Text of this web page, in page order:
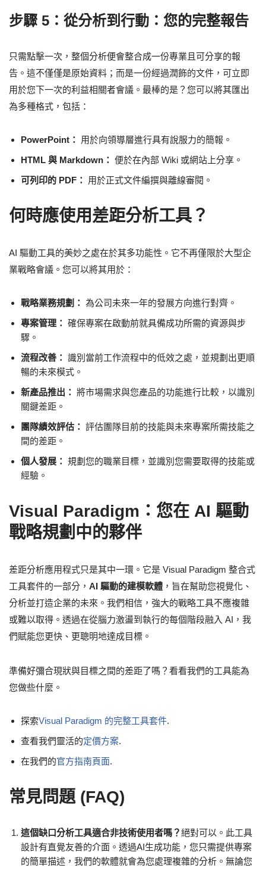
步驟 5：從分析到行動：您的完整報告
只需點擊一次，整個分析便會整合成一份專業且可分享的報
告。這不僅僅是原始資料；而是一份經過潤飾的文件，可立即
用於您下一次的利益相關者會議。最棒的是？您可以將其匯出
為多種格式，包括：
PowerPoint： 用於向領導層進行具有說服力的簡報。
HTML 與 Markdown： 便於在內部 Wiki 或網站上分享。
可列印的 PDF： 用於正式文件編撰與離線審閱。
何時應使用差距分析工具？
AI 驅動工具的美妙之處在於其多功能性。它不再僅限於大型企
業戰略會議。您可以將其用於：
戰略業務規劃： 為公司未來一年的發展方向進行對齊。
專案管理： 確保專案在啟動前就具備成功所需的資源與步
驟。
流程改善： 識別當前工作流程中的低效之處，並規劃出更順
暢的未來模式。
新產品推出： 將市場需求與您產品的功能進行比較，以識別
關鍵差距。
團隊績效評估： 評估團隊目前的技能與未來專案所需技能之
間的差距。
個人發展： 規劃您的職業目標，並識別您需要取得的技能或
經驗。
Visual Paradigm：您在 AI 驅動
戰略規劃中的夥伴
差距分析應用程式只是其中一環。它是 Visual Paradigm 整合式
工具套件的一部分， AI 驅動的建模軟體 ，旨在幫助您視覺化、
分析並打造企業的未來。我們相信，強大的戰略工具不應複雜
或難以取得。透過在從腦力激盪到執行的每個階段融入 AI，我
們賦能您更快、更聰明地達成目標。
準備好彌合現狀與目標之間的差距了嗎？看看我們的工具能為
您做些什麼。
探索Visual Paradigm 的完整工具套件.
查看我們靈活的定價方案.
在我們的官方指南頁面.
常見問題 (FAQ)
這個缺口分析工具適合非技術使用者嗎？絕對可以。此工具
設計有直覺友善的介面。透過AI生成功能，您只需提供專案
的簡單描述，我們的軟體就會為您處理複雜的分析。無論您